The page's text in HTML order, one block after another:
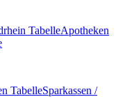
TabelleApotheken
TabelleSparkassen /